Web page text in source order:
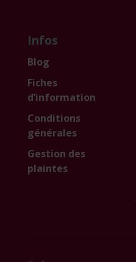
Infos
Blog
Fiches
d’information
Conditions
générales
Gestion des
plaintes